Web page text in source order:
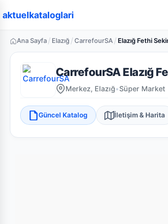
aktuelkataloglari
Ana Sayfa/ Elazığ /CarrefourSA/ Elazığ Fethi
CarrefourSA Elazığ
Merkez, Elazığ•Süper Market
Güncel Katalog İletişim & Harita